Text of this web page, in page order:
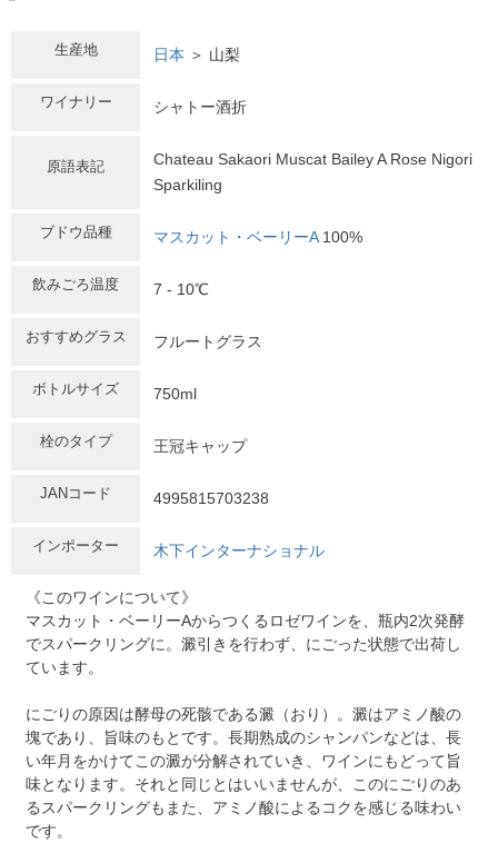
生産地 日本 ＞ 山梨
ワイナリー シャトー酒折
原語表記
Chateau Sakaori Muscat Bailey A Rose Nigori
Sparkiling
ブドウ品種 マスカット・ベーリーA100%
飲みごろ温度 7 - 10℃
おすすめグラス フルートグラス
ボトルサイズ 750ml
栓のタイプ 王冠キャップ
JANコード 4995815703238
インポーター 木下インターナショナル
《このワインについて》
マスカット・ベーリーAからつくるロゼワインを、瓶内2次発酵
でスパークリングに。澱引きを行わず、にごった状態で出荷し
ています。
にごりの原因は酵母の死骸である澱（おり）。澱はアミノ酸の
塊であり、旨味のもとです。長期熟成のシャンパンなどは、長
い年月をかけてこの澱が分解されていき、ワインにもどって旨
味となります。それと同じとはいいませんが、このにごりのあ
るスパークリングもまた、アミノ酸によるコクを感じる味わい
です。